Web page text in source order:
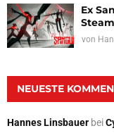
Ex
von
NEUESTE
Hannes Linsbauer bei